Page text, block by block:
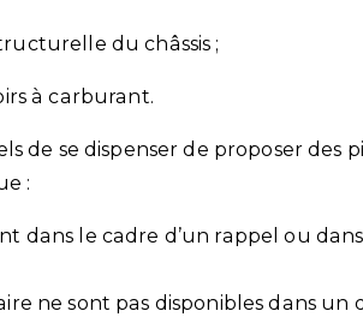
du châssis ;
à carburant.
de se dispenser de proposer des
:
dans le cadre d’un rappel ou dans
ne sont pas disponibles dans un